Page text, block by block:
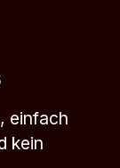
einfach
kein